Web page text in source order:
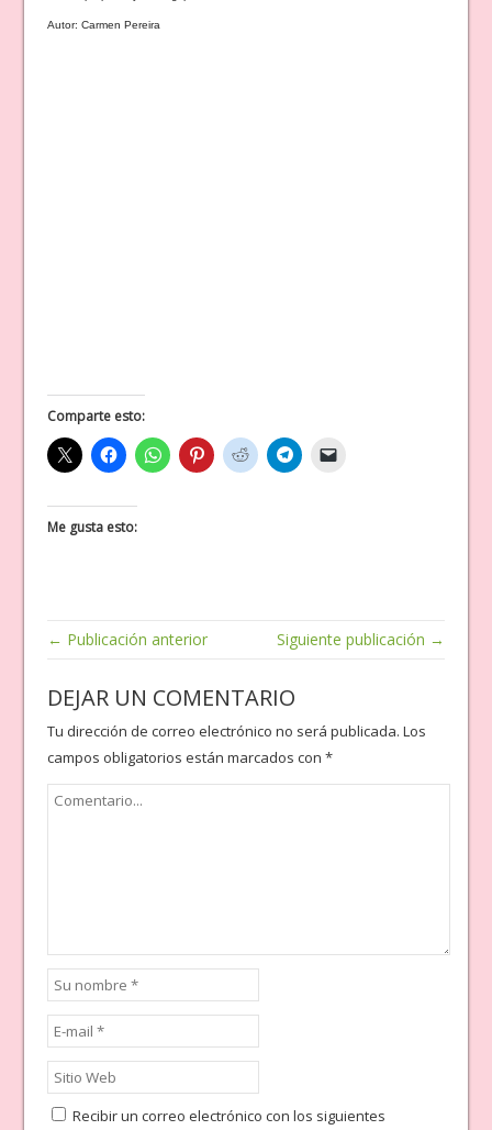
Autor: Carmen Pereira
Comparte esto:
Me gusta esto:
← Publicación anterior Siguiente publicación →
DEJAR UN COMENTARIO
Tu dirección de correo electrónico no será publicada. Los
campos obligatorios están marcados con *
Recibir un correo electrónico con los siguientes